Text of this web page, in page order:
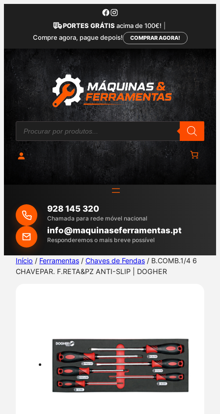
conteúdo
PORTES GRÁTIS acima de 100€!
Compre agora, pague depois!
COMPRAR AGORA!
P
o
u
r
c
h
928 145 320
Chamada para rede móvel nacional
info@maquinaseferramentas.pt
Responderemos o mais breve possível
Início / Ferramentas / Chaves de Fendas / B.COMB.1/4 6
CHAVEPAR. F.RETA&PZ ANTI-SLIP | DOGHER